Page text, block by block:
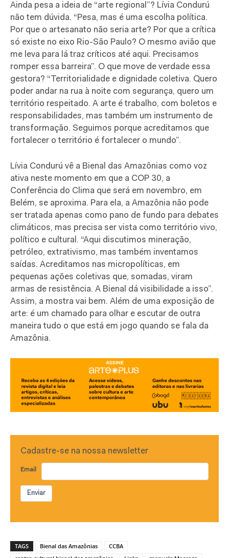
Ainda pesa a ideia de “arte regional”? Lívia Condurú
não tem dúvida. “Pesa, mas é uma escolha política.
Por que o artesanato não seria arte? Por que a crítica
só existe no eixo Rio-São Paulo? O mesmo avião que
me leva para lá traz críticos até aqui. Precisamos
romper essa barreira”. O que move de verdade essa
gestora? “Territorialidade e dignidade coletiva. Quero
poder andar na rua à noite com segurança, quero um
território respeitado. A arte é trabalho, com boletos e
responsabilidades, mas também um instrumento de
transformação. Seguimos porque acreditamos que
fortalecer o território é fortalecer o mundo”.
Lívia Condurú vê a Bienal das Amazônias como voz
ativa neste momento em que a COP 30, a
Conferência do Clima que será em novembro, em
Belém, se aproxima. Para ela, a Amazônia não pode
ser tratada apenas como pano de fundo para debates
climáticos, mas precisa ser vista como território vivo,
político e cultural. “Aqui discutimos mineração,
petróleo, extrativismo, mas também inventamos
saídas. Acreditamos nas micropolíticas, em
pequenas ações coletivas que, somadas, viram
armas de resistência. A Bienal dá visibilidade a isso”.
Assim, a mostra vai bem. Além de uma exposição de
arte: é um chamado para olhar e escutar de outra
maneira tudo o que está em jogo quando se fala da
Amazônia.
Cadastre-se na nossa newsletter
Email
Enviar
TAGS Bienal das Amazônias
CCBA